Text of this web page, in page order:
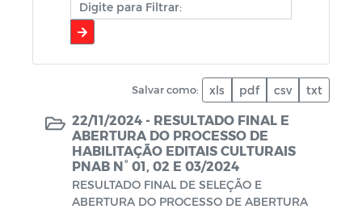
Sistema de Gerenciamento de Frotas
Contratação (covid-19)
Coronavírus
Comerciantes
AGENDAMENTO DO RG DIGITAL -
CASSERENGUE-PB
Salvar como: xls pdf csv txt
22/11/2024 - RESULTADO FINAL E
ABERTURA DO PROCESSO DE
HABILITAÇÃO EDITAIS CULTURAIS
PNAB N° 01, 02 E 03/2024
RESULTADO FINAL DE SELEÇÃO E
ABERTURA DO PROCESSO DE ABERTURA